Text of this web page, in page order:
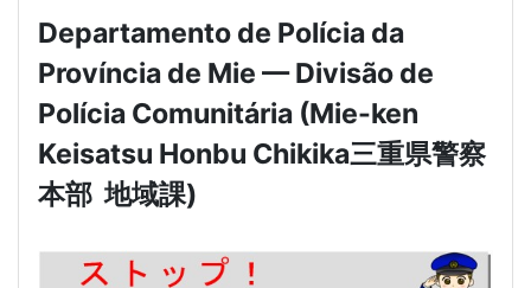
Departamento de Polícia da
Província de Mie — Divisão de
Polícia Comunitária (Mie-ken
Keisatsu Honbu Chikika三重県警察
本部 地域課)